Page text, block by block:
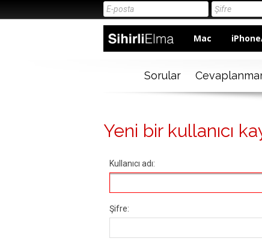
Mac
Sorular
Yeni bir kullanıcı
Kullanıcı adı:
Şifre: